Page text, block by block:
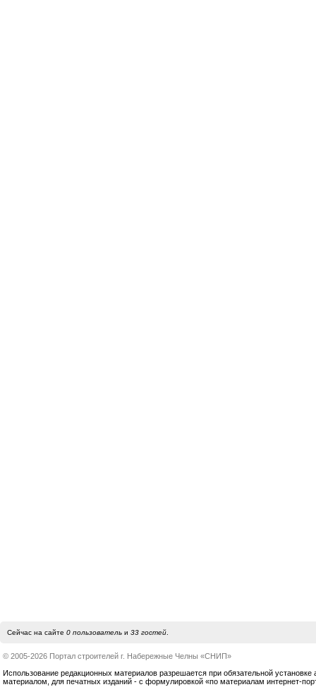
Сейчас на сайте 0 пользовательи 33 гостей.
© 2005-2026 Портал строителей г. Набережные Челны «СНИП»
Использование редакционных материалов разрешается при обязательной установке
материалом, для печатных изданий - с формулировкой «по материалам интернет-